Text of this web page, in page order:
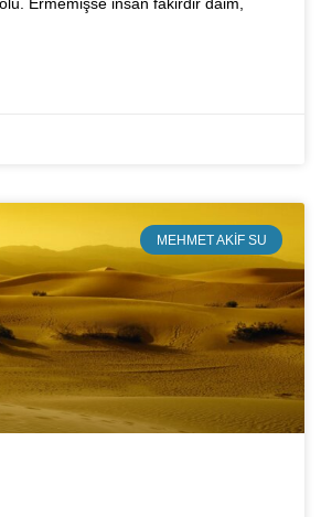
Ermemişse insan fakirdir daim,
MEHMET AKIF SU